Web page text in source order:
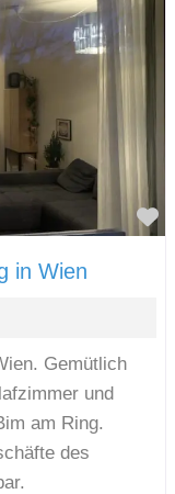
in Wien
Gemütlich
und
am Ring.
des